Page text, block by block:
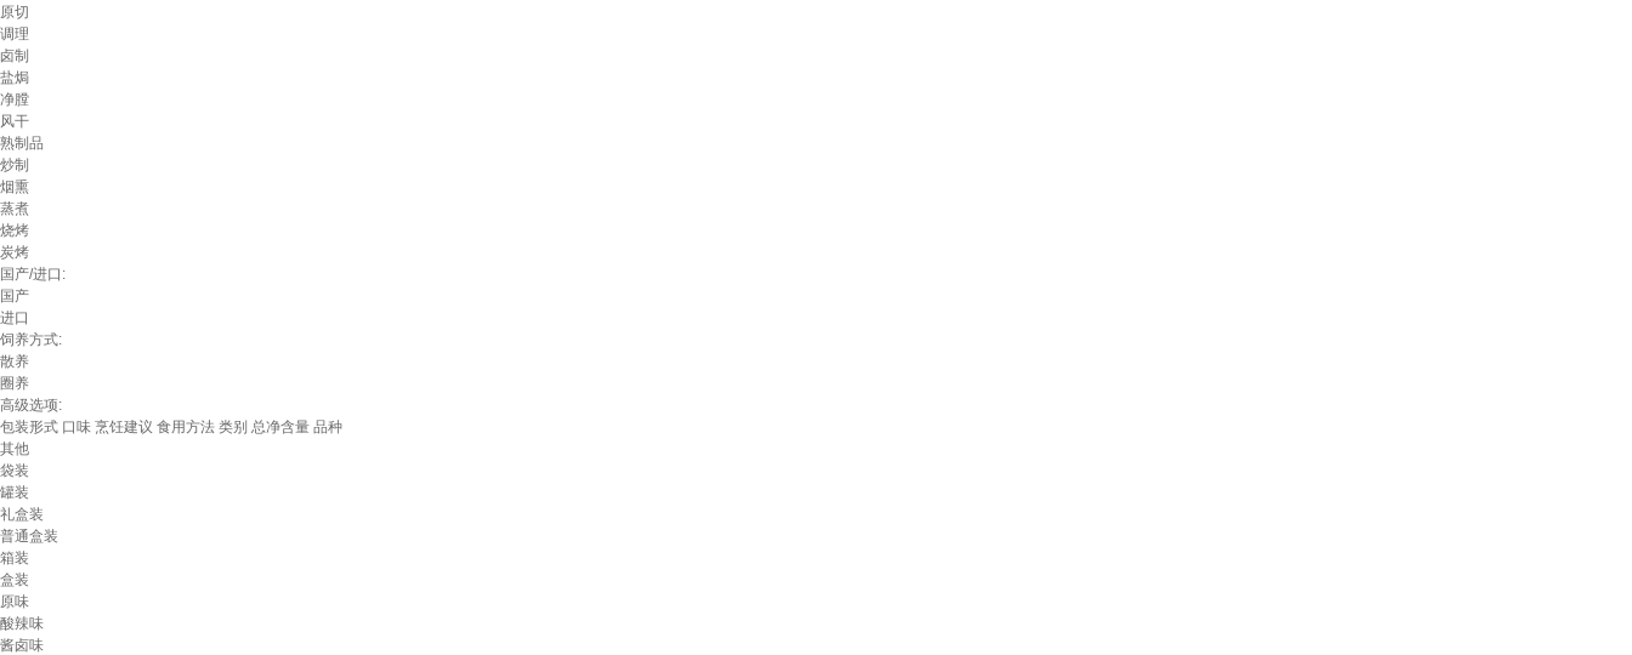
原切
调理
卤制
盐焗
净膛
风干
熟制品
炒制
烟熏
蒸煮
烧烤
炭烤
国产/进口:
国产
进口
饲养方式:
散养
圈养
高级选项:
包装形式 口味 烹饪建议 食用方法 类别 总净含量 品种
其他
袋装
罐装
礼盒装
普通盒装
箱装
盒装
原味
酸辣味
酱卤味